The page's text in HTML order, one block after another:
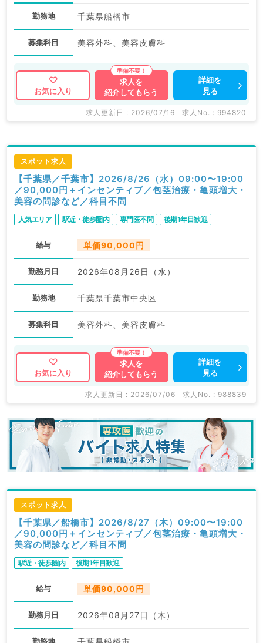
勤務地 千葉県船橋市
募集科目 美容外科、美容皮膚科
お気に入り
求人を
紹介してもらう
詳細を
見る
求人更新日 : 2026/07/16 求人No. : 994820
スポット求人
【千葉県／千葉市】2026/8/26（水）09:00〜19:00
／90,000円＋インセンティブ／包茎治療・亀頭増大・
美容の問診など／科目不問
人気エリア 駅近・徒歩圏内 専門医不問 後期1年目歓迎
給与 単価90,000円
勤務月日 2026年08月26日（水）
勤務地 千葉県千葉市中央区
募集科目 美容外科、美容皮膚科
お気に入り
求人を
紹介してもらう
詳細を
見る
求人更新日 : 2026/07/06 求人No. : 988839
スポット求人
【千葉県／船橋市】2026/8/27（木）09:00〜19:00
／90,000円＋インセンティブ／包茎治療・亀頭増大・
美容の問診など／科目不問
駅近・徒歩圏内 後期1年目歓迎
給与 単価90,000円
勤務月日 2026年08月27日（木）